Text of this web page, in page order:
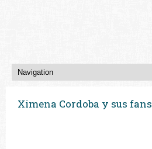
Ximena Cordoba y sus fans